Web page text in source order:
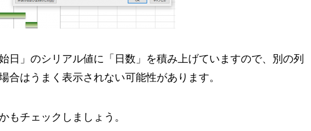
日」のシリアル値に「日数」を積み上げていますので、別の列
合はうまく表示されない可能性があります。
もチェックしましょう。